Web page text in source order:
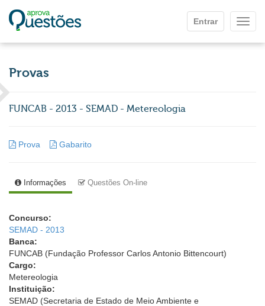
Entrar
Provas
FUNCAB - 2013 - SEMAD - Metereologia
Prova Gabarito
Informações Questões On-line
Concurso:
SEMAD - 2013
Banca:
FUNCAB (Fundação Professor Carlos Antonio Bittencourt)
Cargo:
Metereologia
Instituição:
SEMAD (Secretaria de Estado de Meio Ambiente e